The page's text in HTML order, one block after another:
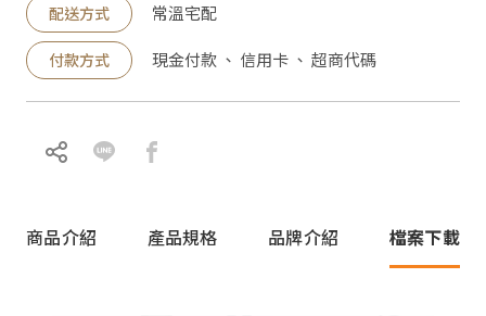
配送方式 常溫宅配
付款方式 現金付款 、 信用卡 、 超商代碼
商品介紹 產品規格 品牌介紹 檔案下載